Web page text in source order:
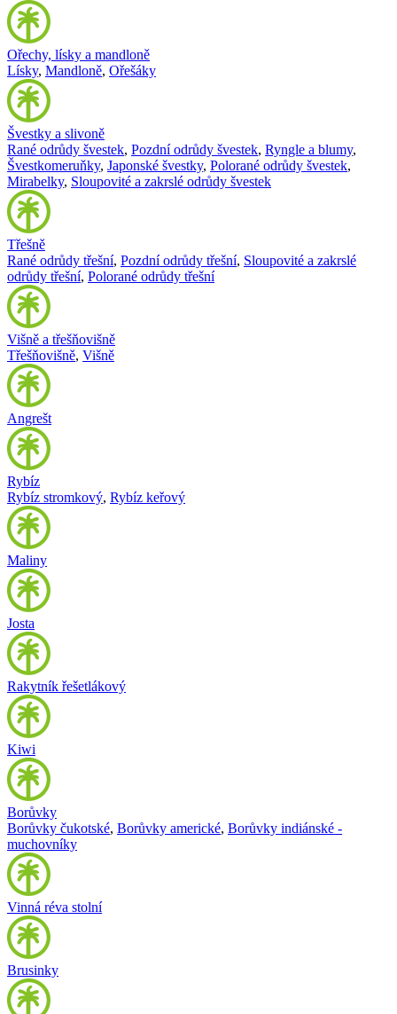
Ořechy, lísky a mandloně
Lísky, Mandloně, Ořešáky
Švestky a slivoně
Rané odrůdy švestek, Pozdní odrůdy švestek, Ryngle a blumy,
Švestkomeruňky, Japonské švestky, Polorané odrůdy švestek,
Mirabelky, Sloupovité a zakrslé odrůdy švestek
Třešně
Rané odrůdy třešní, Pozdní odrůdy třešní, Sloupovité a zakrslé
odrůdy třešní, Polorané odrůdy třešní
Višně a třešňovišně
Třešňovišně, Višně
Angrešt
Rybíz
Rybíz stromkový, Rybíz keřový
Maliny
Josta
Rakytník řešetlákový
Kiwi
Borůvky
Borůvky čukotské, Borůvky americké, Borůvky indiánské -
muchovníky
Vinná réva stolní
Brusinky